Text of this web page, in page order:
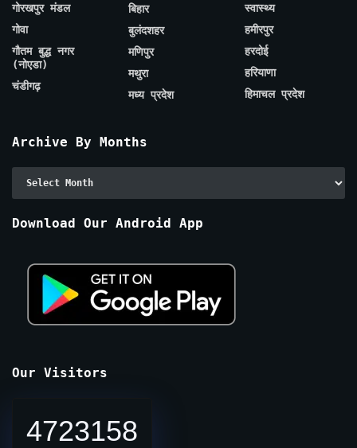
गोरखपुर मंडल
गोवा
गौतम बुद्ध नगर
(नोएडा)
चंडीगढ़
बिहार
बुलंदशहर
मणिपुर
मथुरा
मध्य प्रदेश
स्वास्थ्य
हमीरपुर
हरदोई
हरियाणा
हिमाचल प्रदेश
Archive By Months
Download Our Android App
Our Visitors
4723158